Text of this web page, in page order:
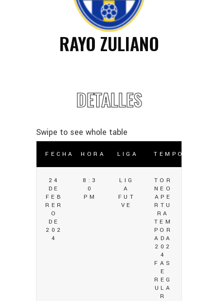
RAYO ZULIANO
DETALLES
FECHA HORA LIGA TEMPORADA
24
DE
FEB
RER
O
DE
202
4
8:3
0
PM
LIG
A
FUT
VE
TOR
NEO
APE
RTU
RA
TEM
POR
ADA
202
4
FAS
E
REG
ULA
R